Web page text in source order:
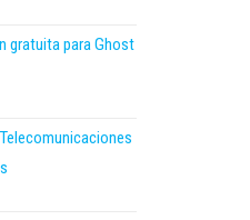
gratuita para Ghost